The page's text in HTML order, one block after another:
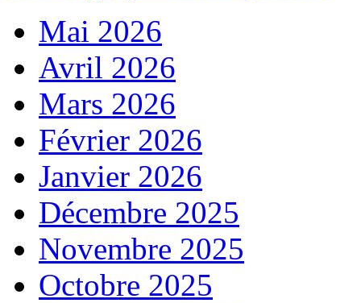
Mai 2026
Avril 2026
Mars 2026
Février 2026
Janvier 2026
Décembre 2025
Novembre 2025
Octobre 2025